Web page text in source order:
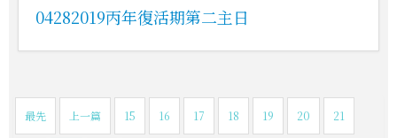
04282019丙年復活期第二主日
最先 上一篇 15 16 17 18 19 20 21